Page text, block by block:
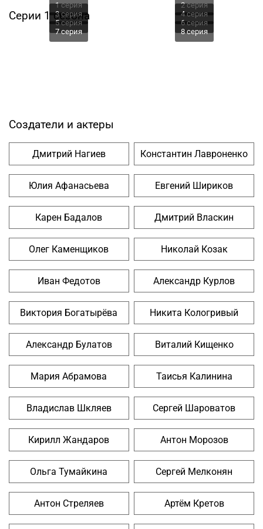
Серии 1 сезона
1 серия
2 серия
3 серия
4 серия
5 серия
6 серия
7 серия
8 серия
Создатели и актеры
Дмитрий Нагиев Константин Лавроненко
Юлия Афанасьева Евгений Шириков
Карен Бадалов Дмитрий Власкин
Олег Каменщиков Николай Козак
Иван Федотов Александр Курлов
Виктория Богатырёва Никита Кологривый
Александр Булатов Виталий Кищенко
Мария Абрамова Таисья Калинина
Владислав Шкляев Сергей Шароватов
Кирилл Жандаров Антон Морозов
Ольга Тумайкина Сергей Мелконян
Антон Стреляев Артём Кретов